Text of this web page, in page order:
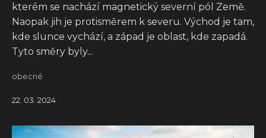
kterém se nachází magnetický severní pól Země.
Naopak jih je protisměrem k severu. Východ je tam,
kde slunce vychází, a západ je oblast, kde zapadá.
Tyto směry byly...
obecné
22. 03. 2024